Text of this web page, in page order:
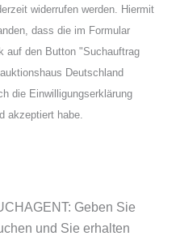
widerrufen werden. Hiermit
dass die im Formular
auf den Button "Suchauftrag
Deutschland
die Einwilligungserklärung
akzeptiert habe.
Geben Sie
und Sie erhalten